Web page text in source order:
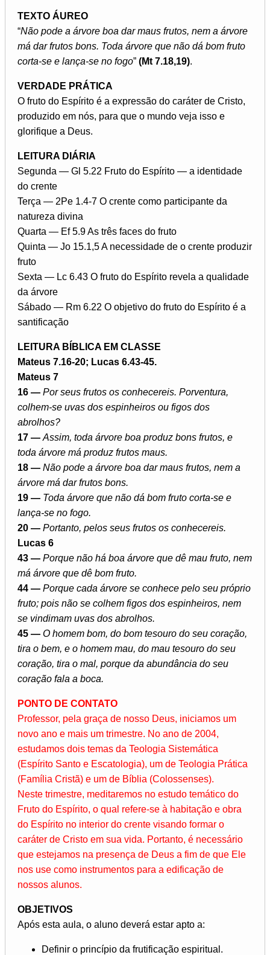
TEXTO ÁUREO
“Não pode a árvore boa dar maus frutos, nem a árvore
má dar frutos bons. Toda árvore que não dá bom fruto
corta-se e lança-se no fogo” (Mt 7.18,19).
VERDADE PRÁTICA
O fruto do Espírito é a expressão do caráter de Cristo,
produzido em nós, para que o mundo veja isso e
glorifique a Deus.
LEITURA DIÁRIA
Segunda — Gl 5.22 Fruto do Espírito — a identidade
do crente
Terça — 2Pe 1.4-7 O crente como participante da
natureza divina
Quarta — Ef 5.9 As três faces do fruto
Quinta — Jo 15.1,5 A necessidade de o crente produzir
fruto
Sexta — Lc 6.43 O fruto do Espírito revela a qualidade
da árvore
Sábado — Rm 6.22 O objetivo do fruto do Espírito é a
santificação
LEITURA BÍBLICA EM CLASSE
Mateus 7.16-20; Lucas 6.43-45.
Mateus 7
16 — Por seus frutos os conhecereis. Porventura,
colhem-se uvas dos espinheiros ou figos dos
abrolhos?
17 — Assim, toda árvore boa produz bons frutos, e
toda árvore má produz frutos maus.
18 — Não pode a árvore boa dar maus frutos, nem a
árvore má dar frutos bons.
19 — Toda árvore que não dá bom fruto corta-se e
lança-se no fogo.
20 — Portanto, pelos seus frutos os conhecereis.
Lucas 6
43 — Porque não há boa árvore que dê mau fruto, nem
má árvore que dê bom fruto.
44 — Porque cada árvore se conhece pelo seu próprio
fruto; pois não se colhem figos dos espinheiros, nem
se vindimam uvas dos abrolhos.
45 — O homem bom, do bom tesouro do seu coração,
tira o bem, e o homem mau, do mau tesouro do seu
coração, tira o mal, porque da abundância do seu
coração fala a boca.
PONTO DE CONTATO
Professor, pela graça de nosso Deus, iniciamos um
novo ano e mais um trimestre. No ano de 2004,
estudamos dois temas da Teologia Sistemática
(Espírito Santo e Escatologia), um de Teologia Prática
(Família Cristã) e um de Bíblia (Colossenses).
Neste trimestre, meditaremos no estudo temático do
Fruto do Espírito, o qual refere-se à habitação e obra
do Espírito no interior do crente visando formar o
caráter de Cristo em sua vida. Portanto, é necessário
que estejamos na presença de Deus a fim de que Ele
nos use como instrumentos para a edificação de
nossos alunos.
OBJETIVOS
Após esta aula, o aluno deverá estar apto a:
Definir o princípio da frutificação espiritual.